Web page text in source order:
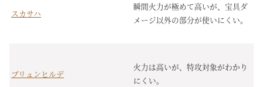
スカサハ
瞬間火力が極めて高いが、宝具ダ
メージ以外の部分が使いにくい。
ブリュンヒルデ
火力は高いが、特攻対象がわかり
にくい。